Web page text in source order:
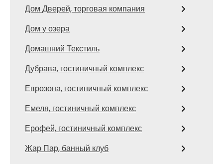
Дом Дверей, торговая компания
Дом у озера
Домашний Текстиль
Дубрава, гостиничный комплекс
Еврозона, гостиничный комплекс
Емеля, гостиничный комплекс
Ерофей, гостиничный комплекс
Жар Пар, банный клуб